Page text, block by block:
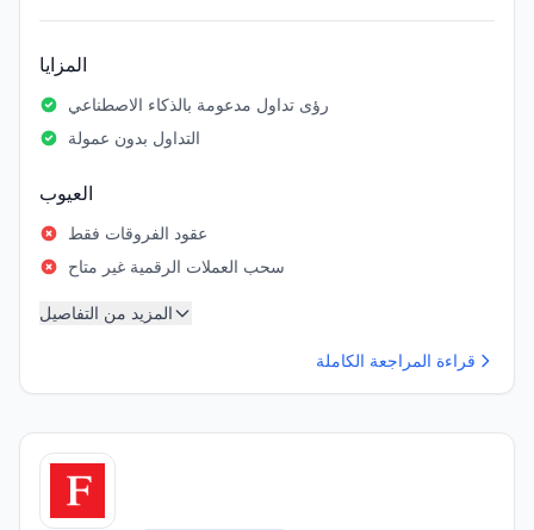
المزايا
رؤى تداول مدعومة بالذكاء الاصطناعي
التداول بدون عمولة
العيوب
عقود الفروقات فقط
سحب العملات الرقمية غير متاح
المزيد من التفاصيل
قراءة المراجعة الكاملة